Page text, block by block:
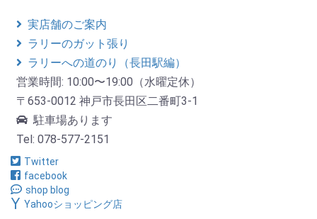
実店舗のご案内
ラリーのガット張り
ラリーへの道のり（長田駅編）
営業時間: 10:00〜19:00（水曜定休）
〒653-0012 神戸市長田区二番町3-1
駐車場あります
Tel: 078-577-2151
Twitter
facebook
shop blog
Yahooショッピング店